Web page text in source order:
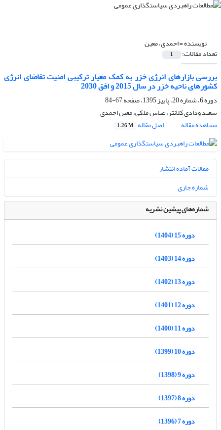
نویسنده =احمدی، معین
تعداد مقالات: 1
بررسی بازارهای انرژی خزر به کمک معیار ترکیبی امنیت تقاضای انرژی
کشورهای ناحیه خزر در سال 2015 و افق 2030
دوره 6، شماره 20، پاییز 1395، صفحه
67-84
سعید ودادی کلانتر، عباس ملکی، معین احمدی
مشاهده مقاله
اصل مقاله 1.26 M
مقالات آماده انتشار
شماره جاری
شماره‌های پیشین نشریه
دوره 15 (1404)
دوره 14 (1403)
دوره 13 (1402)
دوره 12 (1401)
دوره 11 (1400)
دوره 10 (1399)
دوره 9 (1398)
دوره 8 (1397)
دوره 7 (1396)